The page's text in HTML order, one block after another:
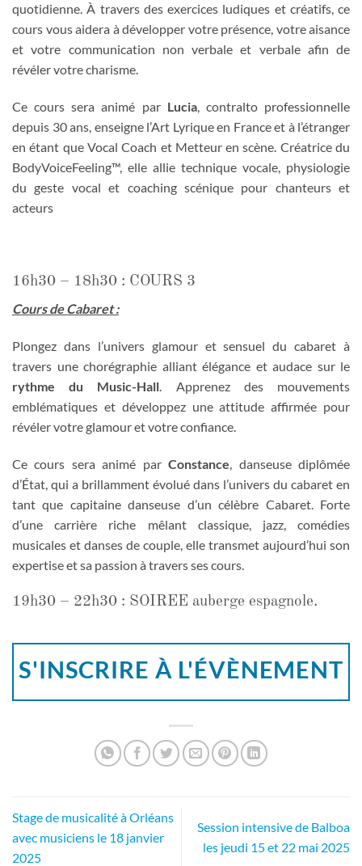
quotidienne. À travers des exercices ludiques et créatifs, ce
cours vous aidera à développer votre présence, votre aisance
et votre communication non verbale et verbale afin de
révéler votre charisme.
Ce cours sera animé par Lucia, contralto professionnelle
depuis 30 ans, enseigne l’Art Lyrique en France et à l’étranger
en étant que Vocal Coach et Metteur en scène. Créatrice du
BodyVoiceFeeling™, elle allie technique vocale, physiologie
du geste vocal et coaching scénique pour chanteurs et
acteurs
16h30 – 18h30 : COURS 3
Cours de Cabaret :
Plongez dans l’univers glamour et sensuel du cabaret à
travers une chorégraphie alliant élégance et audace sur le
rythme du Music-Hall. Apprenez des mouvements
emblématiques et développez une attitude affirmée pour
révéler votre glamour et votre confiance.
Ce cours sera animé parConstance, danseuse diplômée
d’État, qui a brillamment évolué dans l’univers du cabaret en
tant que capitaine danseuse d’un célèbre Cabaret. Forte
d’une carrière riche mêlant classique, jazz, comédies
musicales et danses de couple, elle transmet aujourd’hui son
expertise et sa passion à travers ses cours.
19h30 – 22h30 : SOIREE auberge espagnole.
S'INSCRIRE À L'ÉVÈNEMENT
Stage de musicalité à Orléans
avec musiciens le 18 janvier
2025
Session intensive de Balboa
les jeudi 15 et 22 mai 2025